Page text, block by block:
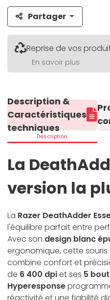
Partager
Reprise de vos
En savoir plus
Description &
Caractéristiques
techniques
Description
La
version la
La Razer DeathAdder
l'équilibre parfait entre
Avec son design blanc
ergonomique, cette
combine confort et
de 6 400 dpiet ses 5
Hyperesponse